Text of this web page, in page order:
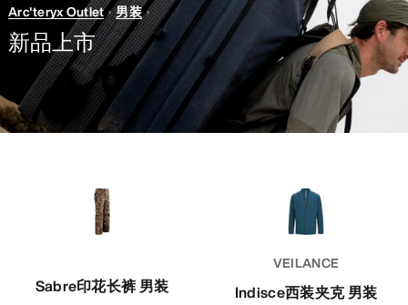
女装
男装
Arc'teryx Outlet 男装
新品上市
Sabre印花长裤 男装
VEILANCE
Indisce西装夹克 男装